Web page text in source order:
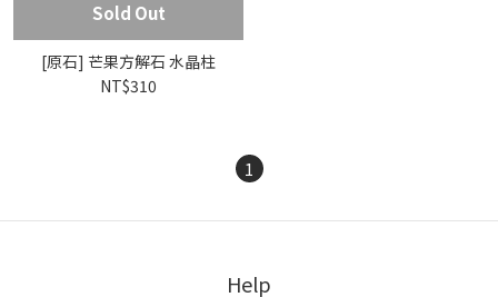
Sold Out
[原石] 芒果方解石 水晶柱
NT$310
1
Help